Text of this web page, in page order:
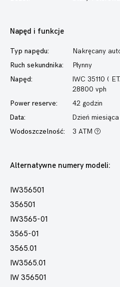
Napęd i funkcje
Typ napędu:
Nakręcany
Ruch sekundnika:
Płynny
Napęd:
IWC 35110 (
28800 vph
Power reserve:
42 godzin
Data:
Dzień miesiąca
Wodoszczelność:
3 ATM
Alternatywne numery modeli:
IW356501
356501
IW3565-01
3565-01
3565.01
IW3565.01
IW 356501